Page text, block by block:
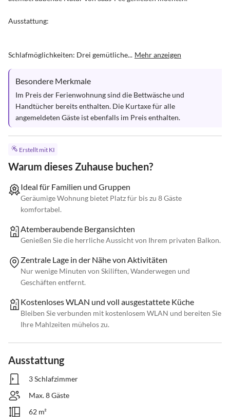
Ausstattung:
Schlafmöglichkeiten: Drei gemütliche... Mehr anzeigen
Besondere Merkmale
Im Preis der Ferienwohnung sind die Bettwäsche und
Handtücher bereits enthalten. Die Kurtaxe für alle
angemeldeten Gäste ist ebenfalls im Preis enthalten.
Erstellt mit KI
Warum dieses Zuhause buchen?
Ideal für Familien und Gruppen
Geräumige Wohnung bietet Platz für bis zu 8 Gäste
komfortabel.
Atemberaubende Bergansichten
Genießen Sie die herrliche Aussicht von Ihrem privaten Balkon.
Zentrale Lage in der Nähe von Aktivitäten
Nur wenige Minuten von Skiliften, Wanderwegen und
Geschäften entfernt.
Kostenloses WLAN und voll ausgestattete Küche
Bleiben Sie verbunden mit kostenlosem WLAN und bereiten Sie
Ihre Mahlzeiten mühelos zu.
Ausstattung
3 Schlafzimmer
Max. 8 Gäste
62 m²